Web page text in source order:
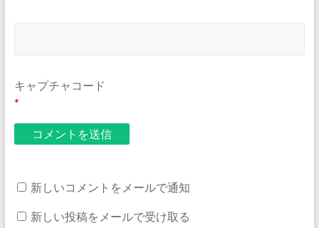
キャプチャコード
*
新しいコメントをメールで通知
新しい投稿をメールで受け取る